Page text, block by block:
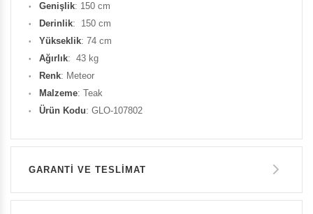
Genişlik: 150 cm
Derinlik: 150 cm
Yükseklik: 74 cm
Ağırlık: 43 kg
Renk: Meteor
Malzeme: Teak
Ürün Kodu: GLO-107802
GARANTİ VE TESLİMAT
GARANTİ